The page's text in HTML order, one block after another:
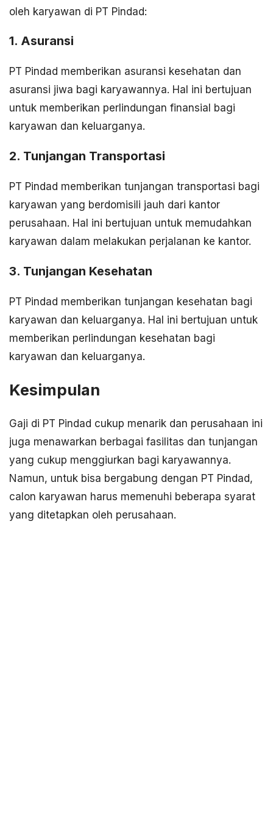
oleh karyawan di PT Pindad:
1. Asuransi
PT Pindad memberikan asuransi kesehatan dan
asuransi jiwa bagi karyawannya. Hal ini bertujuan
untuk memberikan perlindungan finansial bagi
karyawan dan keluarganya.
2. Tunjangan Transportasi
PT Pindad memberikan tunjangan transportasi bagi
karyawan yang berdomisili jauh dari kantor
perusahaan. Hal ini bertujuan untuk memudahkan
karyawan dalam melakukan perjalanan ke kantor.
3. Tunjangan Kesehatan
PT Pindad memberikan tunjangan kesehatan bagi
karyawan dan keluarganya. Hal ini bertujuan untuk
memberikan perlindungan kesehatan bagi
karyawan dan keluarganya.
Kesimpulan
Gaji di PT Pindad cukup menarik dan perusahaan ini
juga menawarkan berbagai fasilitas dan tunjangan
yang cukup menggiurkan bagi karyawannya.
Namun, untuk bisa bergabung dengan PT Pindad,
calon karyawan harus memenuhi beberapa syarat
yang ditetapkan oleh perusahaan.